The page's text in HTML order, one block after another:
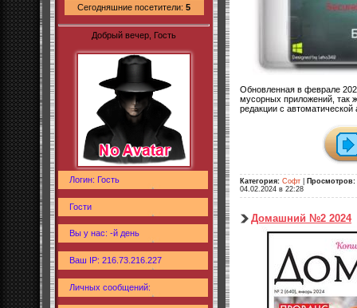
Сегодняшние посетители: 5
Добрый вечер, Гость
Логин: Гость
Гости
Вы у нас: -й день
Ваш IP: 216.73.216.227
Личных сообщений:
Обновленная в феврале
мусорных приложений, так
редакции с
Категория: Софт Просмотров:
04.02.2024 в 22:28
Домашний №2 2024